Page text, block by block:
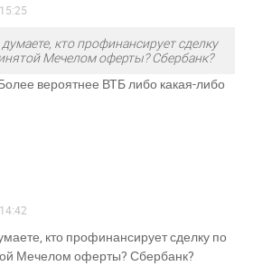
кто профинансирует сделку
Мечелом оферты? Сбербанк?
вероятнее ВТБ либо какая-либо
кто профинансирует сделку по
Мечелом оферты? Сбербанк?